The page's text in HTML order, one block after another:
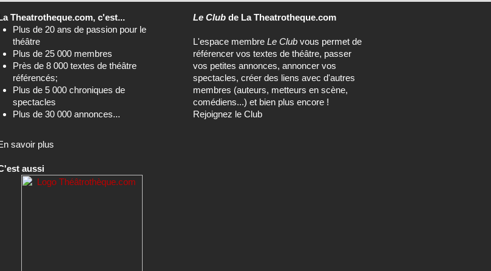
Plus de 25 000 membres
Près de 8 000 textes de théâtre
référencés;
Plus de 5 000 chroniques de
spectacles
Plus de 30 000 annonces...
En savoir plus
référencer vos textes de théâtre, passer
vos petites annonces, annoncer vos
spectacles, créer des liens avec d'autres
membres (auteurs, metteurs en scène,
comédiens...) et bien plus encore !
Rejoignez le Club